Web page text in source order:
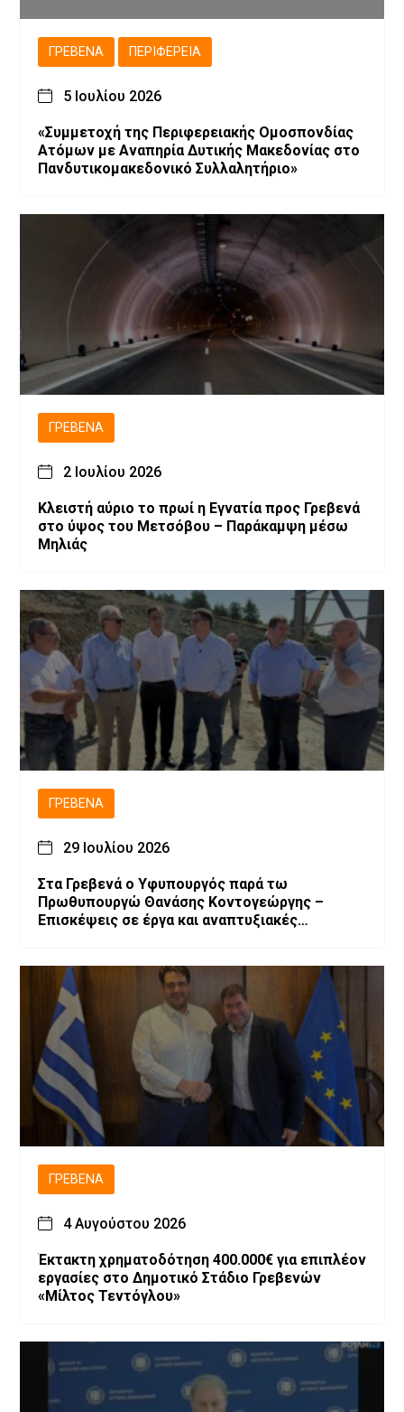
ΓΡΕΒΕΝΆ ΠΕΡΙΦΈΡΕΙΑ
5 Ιουλίου 2026
«Συμμετοχή της Περιφερειακής Ομοσπονδίας
Ατόμων με Αναπηρία Δυτικής Μακεδονίας στο
Πανδυτικομακεδονικό Συλλαλητήριο»
ΓΡΕΒΕΝΆ
2 Ιουλίου 2026
Κλειστή αύριο το πρωί η Εγνατία προς Γρεβενά
στο ύψος του Μετσόβου – Παράκαμψη μέσω
Μηλιάς
ΓΡΕΒΕΝΆ
29 Ιουλίου 2026
Στα Γρεβενά ο Υφυπουργός παρά τω
Πρωθυπουργώ Θανάσης Κοντογεώργης –
Επισκέψεις σε έργα και αναπτυξιακές
ΓΡΕΒΕΝΆ
4 Αυγούστου 2026
Έκτακτη χρηματοδότηση 400.000€ για επιπλέον
εργασίες στο Δημοτικό Στάδιο Γρεβενών
«Μίλτος Τεντόγλου»